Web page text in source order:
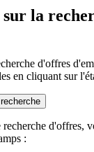
la
d'offres
en cliquant sur
d'offres,
: